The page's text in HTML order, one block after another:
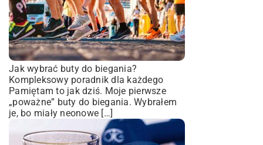
Jak wybrać buty do biegania?
Kompleksowy poradnik dla każdego
Pamiętam to jak dziś. Moje pierwsze
„poważne” buty do biegania. Wybrałem
je, bo miały neonowe […]